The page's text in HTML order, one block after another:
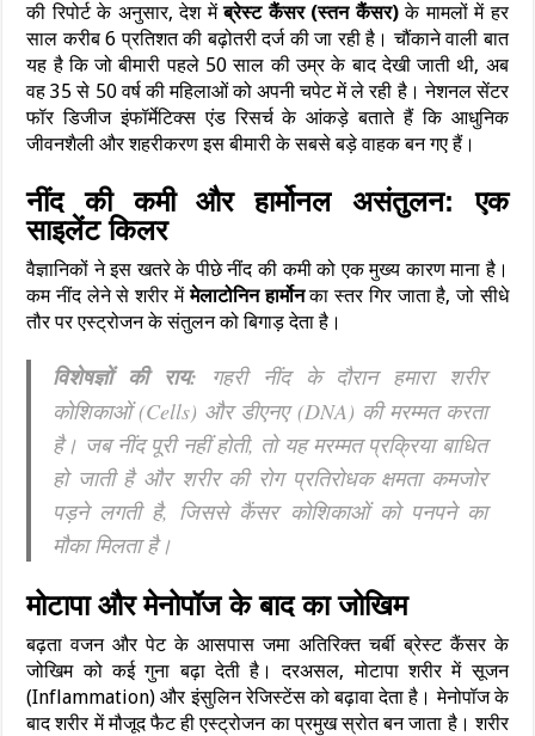
की रिपोर्ट के अनुसार, देश मेंब्रेस्ट कैंसर (स्तन कैंसर)के मामलों में हर
साल करीब 6 प्रतिशत की बढ़ोतरी दर्ज की जा रही है। चौंकाने वाली बात
यह है कि जो बीमारी पहले 50 साल की उम्र के बाद देखी जाती थी, अब
वह 35 से 50 वर्ष की महिलाओं को अपनी चपेट में ले रही है। नेशनल सेंटर
फॉर डिजीज इंफॉर्मेटिक्स एंड रिसर्च के आंकड़े बताते हैं कि आधुनिक
जीवनशैली और शहरीकरण इस बीमारी के सबसे बड़े वाहक बन गए हैं।
नींद की कमी और हार्मोनल असंतुलन: एक
साइलेंट किलर
वैज्ञानिकों ने इस खतरे के पीछे नींद की कमी को एक मुख्य कारण माना है।
कम नींद लेने से शरीर मेंमेलाटोनिन हार्मोनका स्तर गिर जाता है, जो सीधे
तौर पर एस्ट्रोजन के संतुलन को बिगाड़ देता है।
विशेषज्ञों की राय: गहरी नींद के दौरान हमारा शरीर
कोशिकाओं (Cells) और डीएनए (DNA) की मरम्मत करता
है। जब नींद पूरी नहीं होती, तो यह मरम्मत प्रक्रिया बाधित
हो जाती है और शरीर की रोग प्रतिरोधक क्षमता कमजोर
पड़ने लगती है, जिससे कैंसर कोशिकाओं को पनपने का
मौका मिलता है।
मोटापा और मेनोपॉज के बाद का जोखिम
बढ़ता वजन और पेट के आसपास जमा अतिरिक्त चर्बी ब्रेस्ट कैंसर के
जोखिम को कई गुना बढ़ा देती है। दरअसल, मोटापा शरीर में सूजन
(Inflammation) और इंसुलिन रेजिस्टेंस को बढ़ावा देता है। मेनोपॉज के
बाद शरीर में मौजूद फैट ही एस्ट्रोजन का प्रमुख स्रोत बन जाता है। शरीर